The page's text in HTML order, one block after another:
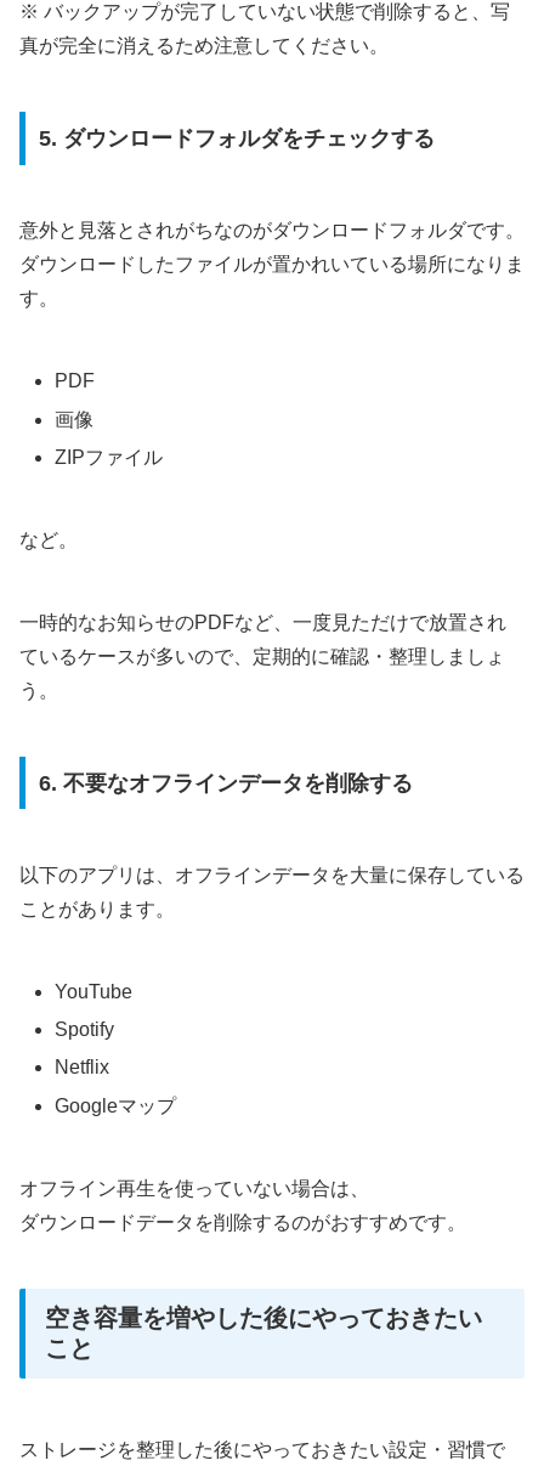
※ バックアップが完了していない状態で削除すると、写
真が完全に消えるため注意してください。
5. ダウンロードフォルダをチェックする
意外と見落とされがちなのがダウンロードフォルダです。
ダウンロードしたファイルが置かれいている場所になりま
す。
PDF
画像
ZIPファイル
など。
一時的なお知らせのPDFなど、一度見ただけで放置され
ているケースが多いので、定期的に確認・整理しましょ
う。
6. 不要なオフラインデータを削除する
以下のアプリは、オフラインデータを大量に保存している
ことがあります。
YouTube
Spotify
Netflix
Googleマップ
オフライン再生を使っていない場合は、
ダウンロードデータを削除するのがおすすめです。
空き容量を増やした後にやっておきたい
こと
ストレージを整理した後にやっておきたい設定・習慣で